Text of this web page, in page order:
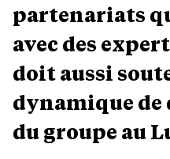
partenariats
avec des
doit aussi
dynamique
du groupe au